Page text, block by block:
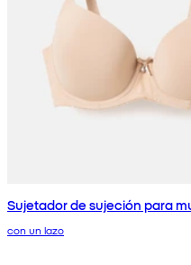
Sujetador de sujeción para
con un lazo